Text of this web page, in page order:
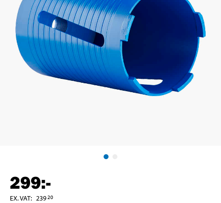
299:-
EX. VAT: 23920